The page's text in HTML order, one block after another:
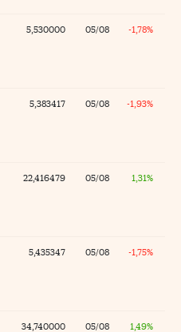
5,530000 05/08 -1,78%
5,383417 05/08 -1,93%
22,416479 05/08 1,31%
5,435347 05/08 -1,75%
34,740000 05/08 1,49%